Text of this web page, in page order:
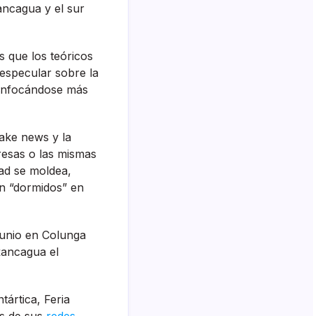
y el sur
que los teóricos
sobre la
más
news y la
o las mismas
se moldea,
“dormidos” en
en Colunga
el
Feria